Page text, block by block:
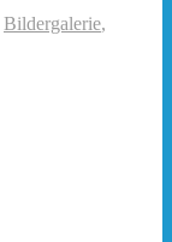
Bildergalerie,